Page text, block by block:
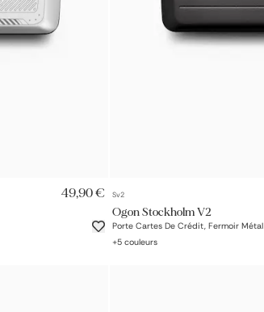
49,90 € Sv2
Ogon Stockholm V2
Porte Cartes De Crédit, Fermoir Métal
+5 couleurs